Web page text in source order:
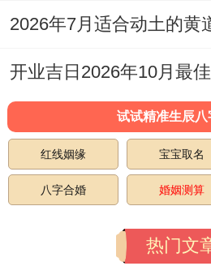
00-14:59）；
仪式还有财务事宜。
2026年5月6日- 星期六 农
（丁巳）煞西；宜:嫁娶
嗣、出行、出火、拆卸、
开业吉日2026年10月最佳
试试精准生辰八
红线姻缘 宝宝取名
八字合婚 婚姻测算
热门文